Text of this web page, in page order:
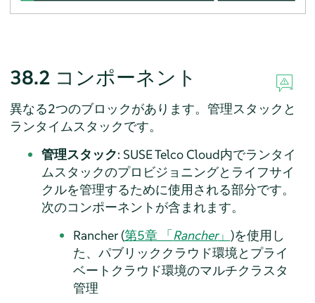
38.2 コンポーネント
異なる2つのブロックがあります。管理スタックと
ランタイムスタックです。
管理スタック: SUSE Telco Cloud内でランタイ
ムスタックのプロビジョニングとライフサイ
クルを管理するために使用される部分です。
次のコンポーネントが含まれます。
Rancher (第5章 「Rancher」 )を使用し
た、パブリッククラウド環境とプライ
ベートクラウド環境のマルチクラスタ
管理